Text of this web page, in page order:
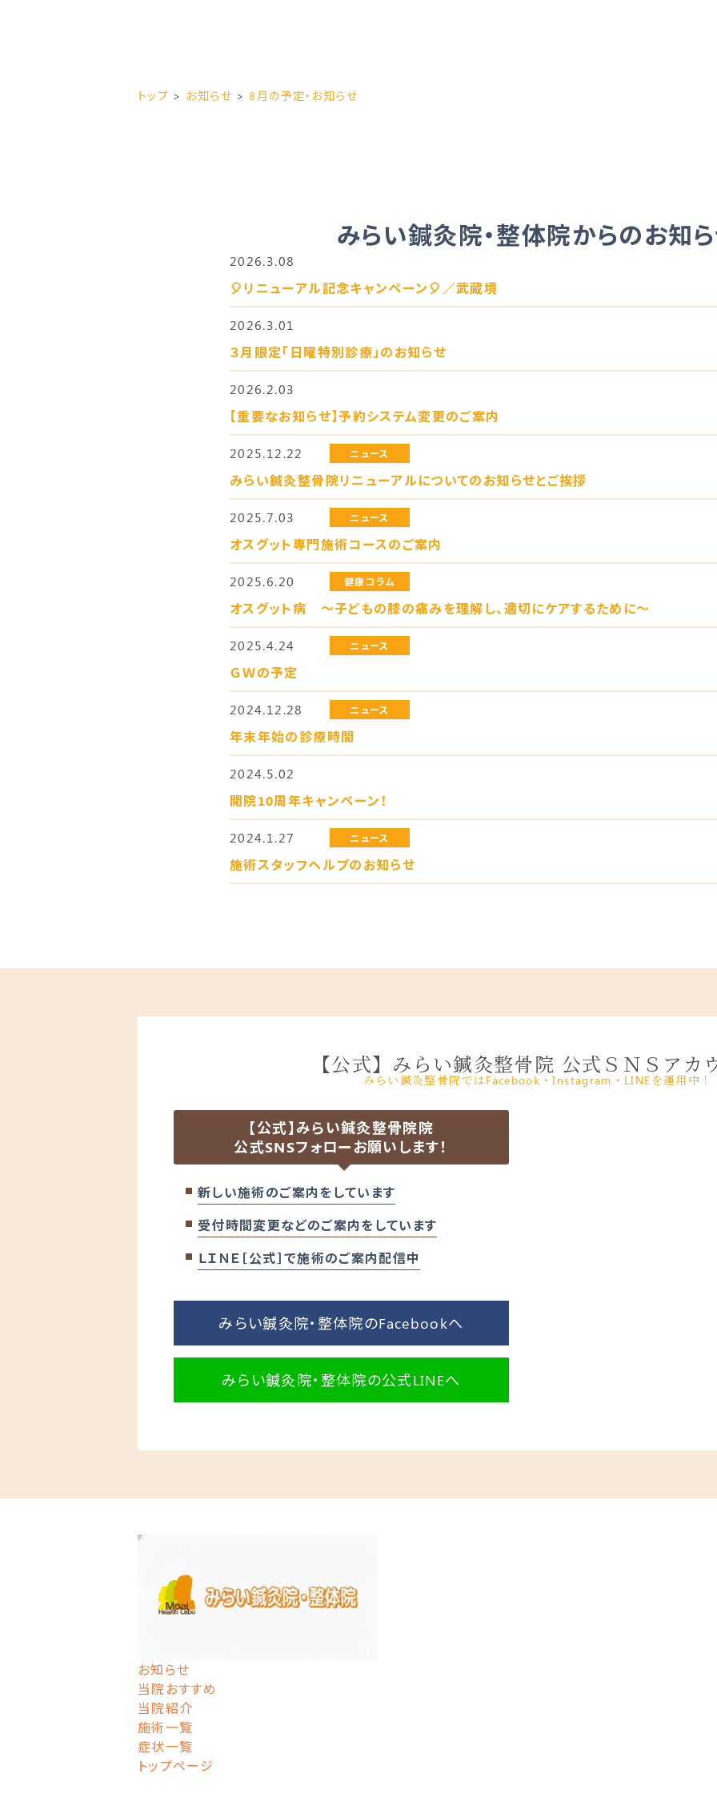
トップ お知らせ 8月の予定・お知らせ
みらい鍼灸院・整体院からのお知
2026.3.08
🎈リニューアル記念キャンペーン🎈／武蔵境
2026.3.01
３月限定「日曜特別診療」のお知らせ
2026.2.03
【重要なお知らせ】予約システム変更のご案内
2025.12.22 ニュース
みらい鍼灸整骨院リニューアルについてのお知らせとご挨拶
2025.7.03 ニュース
オスグット専門施術コースのご案内
2025.6.20 健康コラム
オスグット病 〜子どもの膝の痛みを理解し、適切にケアするために〜
2025.4.24 ニュース
ＧＷの予定
2024.12.28 ニュース
年末年始の診療時間
2024.5.02
開院10周年キャンペーン！
2024.1.27 ニュース
施術スタッフヘルプのお知らせ
【公式】みらい鍼灸整骨院 公式ＳＮＳアカ
みらい鍼灸整骨院ではFacebook・Instagram・LINEを運用中！
【公式】みらい鍼灸整骨院院
公式SNSフォローお願いします！
新しい施術のご案内をしています
受付時間変更などのご案内をしています
ＬＩＮＥ［公式］で施術のご案内配信中
みらい鍼灸院・整体院のFacebookへ
みらい鍼灸院・整体院の公式LINEへ
お知らせ
当院おすすめ
当院紹介
施術一覧
症状一覧
トップページ